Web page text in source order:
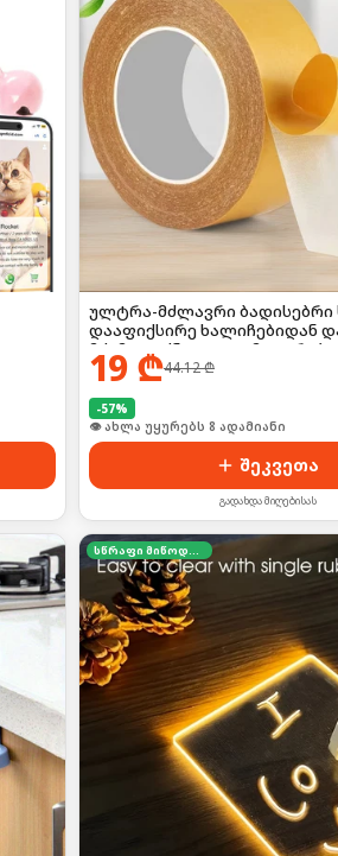
ულტრა-მძლავრი ბადისებრი
დააფიქსირე ხალიჩებიდან
მძიმე ტექნიკით
19₾44.12₾
-57%
🛒 ბოლო 24სთ-ში იყიდა 11-მა
შეკვეთა
გადახდა მიღებისას
სწრაფი მიწოდება